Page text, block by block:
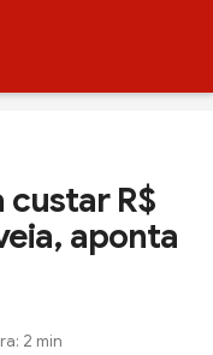
custar R$
aponta
2 min